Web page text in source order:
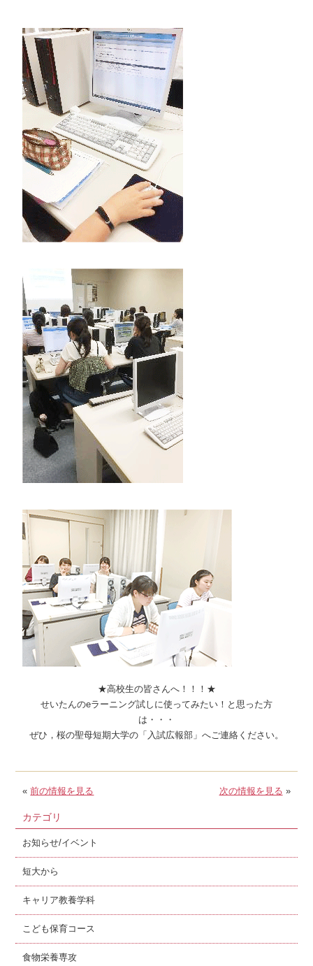
★高校生の皆さんへ！！！★
せいたんのeラーニング試しに使ってみたい！と思った方
は・・・
ぜひ，桜の聖母短期大学の「入試広報部」へご連絡ください。
«前の情報を見る 次の情報を見る »
カテゴリ
お知らせ/イベント
短大から
キャリア教養学科
こども保育コース
食物栄養専攻